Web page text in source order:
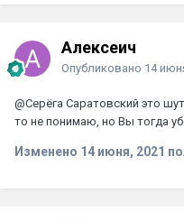
Алексеич
Опубликовано 14
@Серёга Саратовский это
то не понимаю, но Вы тогда
Изменено 14 июня, 2021